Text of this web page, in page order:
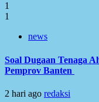
1
1
news
Soal Dugaan Tenaga
Pemprov Banten
2 hari ago redaksi